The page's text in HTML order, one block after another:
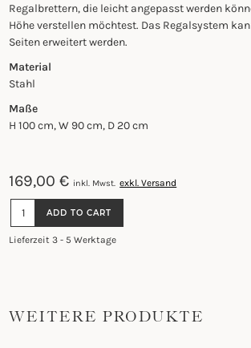
169,00€ inkl. Mwst. exkl. Versand
Lieferzeit 3 - 5 Werktage
BLACK
STEEL
ADD TO CART
Regalbrettern, die leicht angepasst werden
Höhe verstellen möchtest. Das Regalsystem
Seiten erweitert werden.
Maße
H 100 cm, W 90 cm, D 20 cm
Material
Stahl
WEITERE PRODUKTE